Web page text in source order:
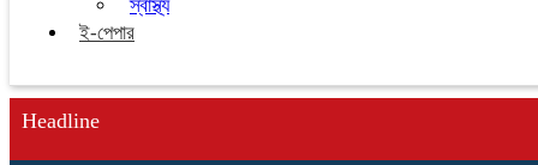
স্বাস্থ্য
ই-পেপার
Headline